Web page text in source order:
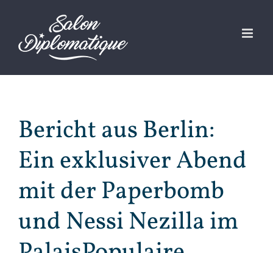
springen
Bericht aus Berlin:
Ein exklusiver Abend
mit der Paperbomb
und Nessi Nezilla im